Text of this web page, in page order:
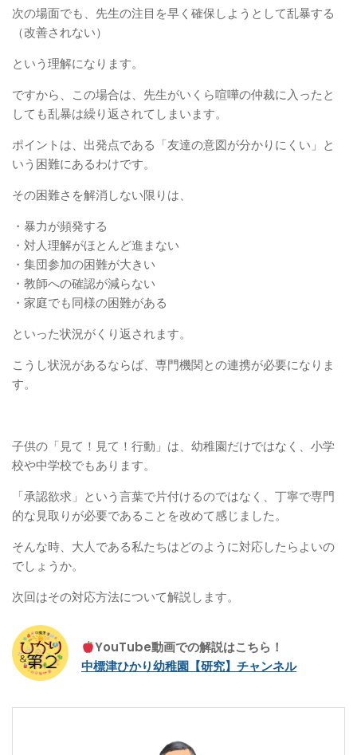
次の場面でも、先生の注目を早く確保しようとして乱暴する
（改善されない）
という理解になります。
ですから、この場合は、先生がいくら喧嘩の仲裁に入ったと
しても乱暴は繰り返されてしまいます。
ポイントは、出発点である「友達の意図が分かりにくい」と
いう困難にあるわけです。
その困難さを解消しない限りは、
・暴力が頻発する
・対人理解がほとんど進まない
・集団参加の困難が大きい
・教師への確認が減らない
・家庭でも同様の困難がある
といった状況がくり返されます。
こうし状況があるならば、専門機関との連携が必要になりま
す。
子供の「見て！見て！行動」は、幼稚園だけではなく、小学
校や中学校でもあります。
「承認欲求」という言葉で片付けるのではなく、丁寧で専門
的な見取りが必要であることを改めて感じました。
そんな時、大人である私たちはどのように対応したらよいの
でしょうか。
次回はその対応方法について解説します。
YouTube動画での解説はこちら！
中標津ひかり幼稚園【研究】チャンネル